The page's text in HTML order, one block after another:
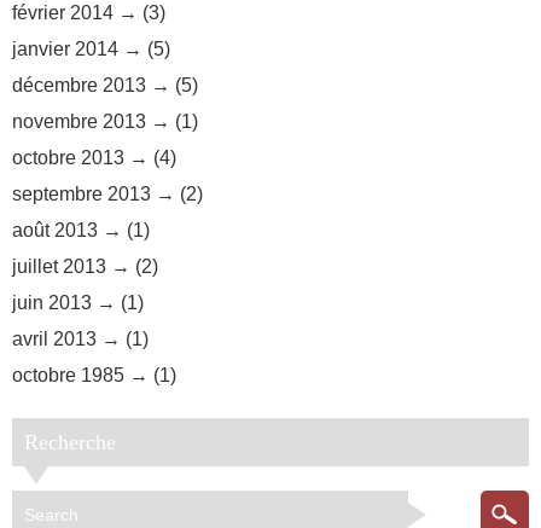
février 2014
(3)
janvier 2014
(5)
décembre 2013
(5)
novembre 2013
(1)
octobre 2013
(4)
septembre 2013
(2)
août 2013
(1)
juillet 2013
(2)
juin 2013
(1)
avril 2013
(1)
octobre 1985
(1)
Recherche